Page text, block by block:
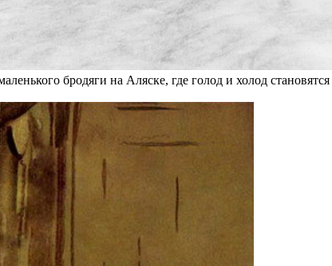
бродяги на Аляске, где голод и холод